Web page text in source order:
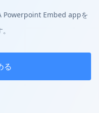
Powerpoint Embed appを
る